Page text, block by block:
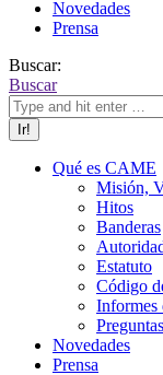
Novedades
Prensa
Buscar:
Buscar
Qué es CAME
Misión,
Hitos
Banderas
Estatuto
Código
Informes
Novedades
Prensa